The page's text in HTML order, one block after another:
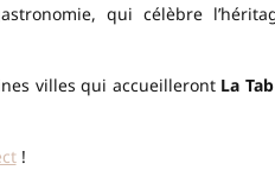
qui célèbre
villes qui accueilleront La
!